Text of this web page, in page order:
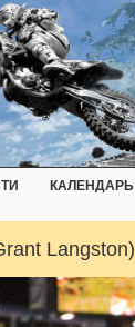
КАЛЕНДАРЬ
Langston)